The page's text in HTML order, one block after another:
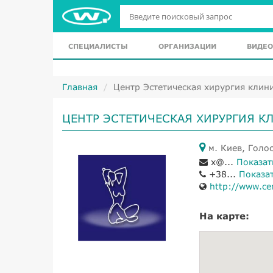
СПЕЦИАЛИСТЫ ОРГАНИЗАЦИИ ВИДЕО
Главная Центр Эстетическая хирургия
ЦЕНТР ЭСТЕТИЧЕСКАЯ ХИРУРГИЯ
м. Киев,
x@...
+38...
http://
На карте: